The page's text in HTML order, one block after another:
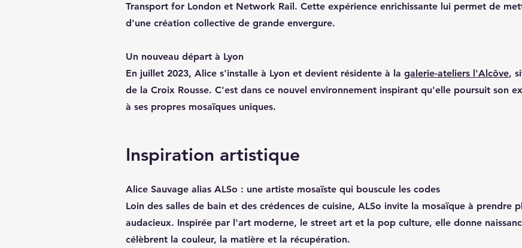
Transport for London et Network Rail. Cette expérience enrichissante lui permet de
d'une création collective de grande envergure.
Un nouveau départ à Lyon
En juillet 2023, Alice s'installe à Lyon et devient résidente à la galerie-ateliers l'Alcôve,
de la Croix Rousse. C'est dans ce nouvel environnement inspirant qu'elle poursuit son
à ses propres mosaïques uniques.
Inspiration artistique
Alice Sauvage alias ALSo : une artiste mosaïste qui bouscule les codes
Loin des salles de bain et des crédences de cuisine, ALSo invite la mosaïque à prendre
audacieux. Inspirée par l'art moderne, le street art et la pop culture, elle donne
célèbrent la couleur, la matière et la récupération.